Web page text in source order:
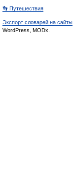
👣 Путешествия
Экспорт словарей на сайты
WordPress, MODx.